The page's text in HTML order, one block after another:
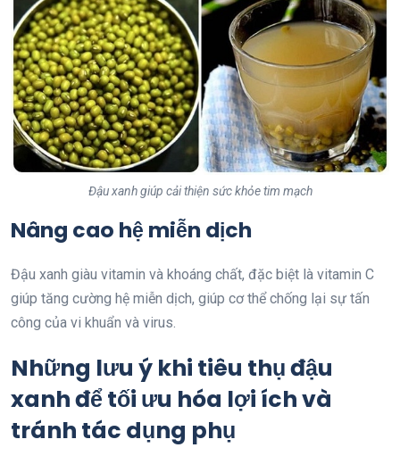
Đậu xanh giúp cải thiện sức khỏe tim mạch
Nâng cao hệ miễn dịch
Đậu xanh giàu vitamin và khoáng chất, đặc biệt là vitamin C
giúp tăng cường hệ miễn dịch, giúp cơ thể chống lại sự tấn
công của vi khuẩn và virus.
Những lưu ý khi tiêu thụ đậu
xanh để tối ưu hóa lợi ích và
tránh tác dụng phụ